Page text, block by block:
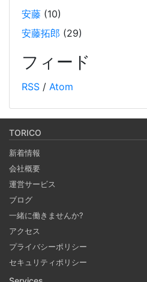
RAG するチュートリアル
2024-10-12
オープンソースのベクトルデー
会カリキュラム） 自分の PC 上
ます。
Notionを本の管理に使ってみ
ブラウザがあればどこでもつか
で何でもできるNotionで購入し
の管理をしてみる。 Notion API
携も可能に！？
安藤 (10)
安藤拓郎 (29)
フィード
RSS / Atom
TORICO
新着情報
会社概要
運営サービス
ブログ
一緒に働きませんか?
アクセス
プライバシーポリシー
セキュリティポリシー